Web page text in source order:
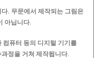
다. 무문에서 제작되는 그림은
아닙니다.
컴퓨터 등의 디지털 기기를
정을 거쳐 제작됩니다.